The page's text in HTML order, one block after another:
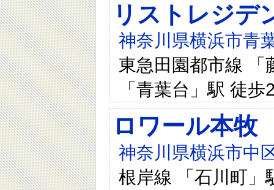
リストレジデ
神奈川県横浜市青
東急田園都市線 「
「青葉台」駅 徒歩
ロワール本牧
神奈川県横浜市中
根岸線 「石川町」